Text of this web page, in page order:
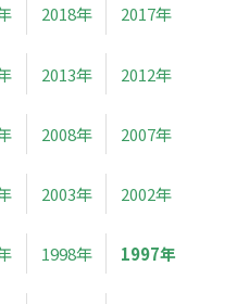
2018年 2017年
2013年 2012年
2008年 2007年
2003年 2002年
1998年 1997年